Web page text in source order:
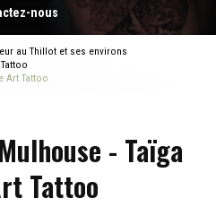
nous
au Thillot et ses environs
Art Tattoo
- Taïga
Tattoo